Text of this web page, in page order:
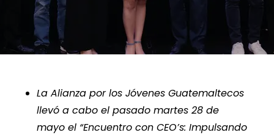
La Alianza por los Jóvenes Guatemaltecos
llevó a cabo el pasado martes 28 de
mayo el “Encuentro con CEO’s: Impulsando